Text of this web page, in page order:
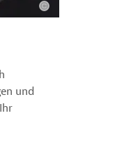
und